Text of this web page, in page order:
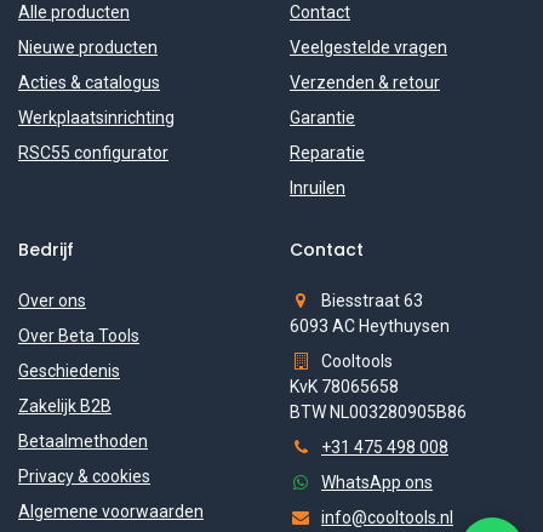
Alle producten
Nieuwe producten
Acties & catalogus
Werkplaatsinrichting
RSC55 configurator
Contact
Veelgestelde vragen
Verzenden & retour
Garantie
Reparatie
Inruilen
Bedrijf
Over ons
Over Beta Tools
Geschiedenis
Zakelijk B2B
Betaalmethoden
Privacy & cookies
Algemene voorwaarden
Contact
Biesstraat 63
6093 AC Heythuysen
Cooltools
KvK 78065658
BTW NL003280905B86
+31 475 498 008
WhatsApp ons
info@cooltools.nl